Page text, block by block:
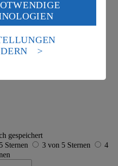
gespeichert
Sternen 3 von 5 Sternen
4
klickst, willigst du im Sinne
lit. a) DSGVO ein, dass deine
werden. Der EuGH sieht
nach europäischen
Datenschutzniveau an.
Zugriffs durch US-
der Seite findest du